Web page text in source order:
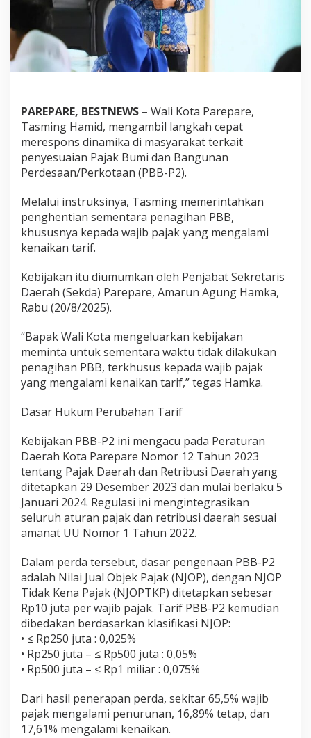
k
a
n
P
e
n
i
h
a
n
P
B
F
o
k
o
s
i
l
i
s
a
s
P
e
y
e
s
u
a
i
a
n
a
r
f
PAREPARE, BESTNEWS – Wali Kota Parepare,
Tasming Hamid, mengambil langkah cepat
merespons dinamika di masyarakat terkait
penyesuaian Pajak Bumi dan Bangunan
Perdesaan/Perkotaan (PBB-P2).
Melalui instruksinya, Tasming memerintahkan
penghentian sementara penagihan PBB,
khususnya kepada wajib pajak yang mengalami
kenaikan tarif.
Kebijakan itu diumumkan oleh Penjabat Sekretaris
Daerah (Sekda) Parepare, Amarun Agung Hamka,
Rabu (20/8/2025).
“Bapak Wali Kota mengeluarkan kebijakan
meminta untuk sementara waktu tidak dilakukan
penagihan PBB, terkhusus kepada wajib pajak
yang mengalami kenaikan tarif,” tegas Hamka.
Dasar Hukum Perubahan Tarif
Kebijakan PBB-P2 ini mengacu pada Peraturan
Daerah Kota Parepare Nomor 12 Tahun 2023
tentang Pajak Daerah dan Retribusi Daerah yang
ditetapkan 29 Desember 2023 dan mulai berlaku 5
Januari 2024. Regulasi ini mengintegrasikan
seluruh aturan pajak dan retribusi daerah sesuai
amanat UU Nomor 1 Tahun 2022.
Dalam perda tersebut, dasar pengenaan PBB-P2
adalah Nilai Jual Objek Pajak (NJOP), dengan NJOP
Tidak Kena Pajak (NJOPTKP) ditetapkan sebesar
Rp10 juta per wajib pajak. Tarif PBB-P2 kemudian
dibedakan berdasarkan klasifikasi NJOP:
• ≤ Rp250 juta : 0,025%
• Rp250 juta – ≤ Rp500 juta : 0,05%
• Rp500 juta – ≤ Rp1 miliar : 0,075%
Dari hasil penerapan perda, sekitar 65,5% wajib
pajak mengalami penurunan, 16,89% tetap, dan
17,61% mengalami kenaikan.